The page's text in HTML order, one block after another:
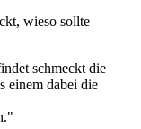
wieso sollte
schmeckt die
einem dabei die